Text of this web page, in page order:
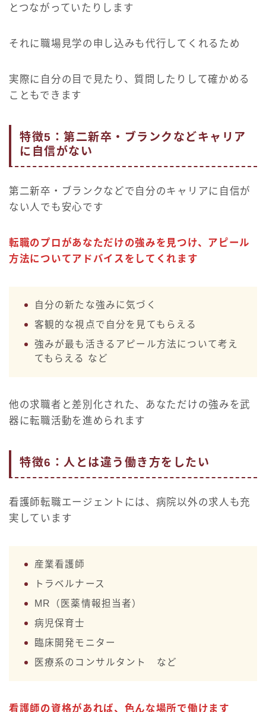
とつながっていたりします
それに職場見学の申し込みも代行してくれるため
実際に自分の目で見たり、質問したりして確かめる
こともできます
特徴5：第二新卒・ブランクなどキャリア
に自信がない
第二新卒・ブランクなどで自分のキャリアに自信が
ない人でも安心です
転職のプロがあなただけの強みを見つけ、アピール
方法についてアドバイスをしてくれます
自分の新たな強みに気づく
客観的な視点で自分を見てもらえる
強みが最も活きるアピール方法について考え
てもらえる など
他の求職者と差別化された、あなただけの強みを武
器に転職活動を進められます
特徴6：人とは違う働き方をしたい
看護師転職エージェントには、病院以外の求人も充
実しています
産業看護師
トラベルナース
MR（医薬情報担当者）
病児保育士
臨床開発モニター
医療系のコンサルタント など
看護師の資格があれば、色んな場所で働けます